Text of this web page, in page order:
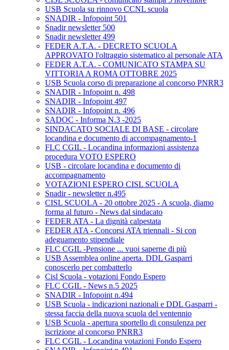
USB Scuola su rinnovo CCNL scuola
SNADIR - Infopoint 501
Snadir newsletter 500
Snadir newsletter 499
FEDER A.T.A. - DECRETO SCUOLA
APPROVATO l'oltraggio sistematico al personale ATA
FEDER A.T.A. - COMUNICATO STAMPA SU
VITTORIA A ROMA OTTOBRE 2025
USB Scuola corso di preparazione al concorso PNRR3
SNADIR - Infopoint n. 498
SNADIR - Infopoint 497
SNADIR - Infopoint n. 496
SADOC - Informa N.3 -2025
SINDACATO SOCIALE DI BASE - circolare
locandina e documento di accompagnamento-1
FLC CGIL - Locandina informazioni assistenza
procedura VOTO ESPERO
USB - circolare locandina e documento di
accompagnamento
VOTAZIONI ESPERO CISL SCUOLA
Snadir - newsletter n.495
CISL SCUOLA - 20 ottobre 2025 - A scuola, diamo
forma al futuro - News dal sindacato
FEDER ATA - La dignità calpestata
FEDER ATA - Concorsi ATA triennali - Si con
adeguamento stipendiale
FLC CGIL -Pensione ... vuoi saperne di più
USB Assemblea online aperta. DDL Gasparri
conoscerlo per combatterlo
Cisl Scuola - votazioni Fondo Espero
FLC CGIL - News n.5 2025
SNADIR - Infopoint n.494
USB Scuola - indicazioni nazionali e DDL Gasparri -
stessa faccia della nuova scuola del ventennio
USB Scuola - apertura sportello di consulenza per
iscrizione al concorso PNRR3
FLC CGIL - Locandina votazioni Fondo Espero